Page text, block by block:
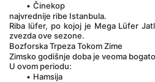
Činekop
najvrednije ribe Istanbula.
Riba lüfer, po kojoj je Mega Lüfer
zvezda ove sezone.
Bozforska Trpeza Tokom Zime
Zimsko godišnje doba je veoma
U ovom periodu:
Hamsija